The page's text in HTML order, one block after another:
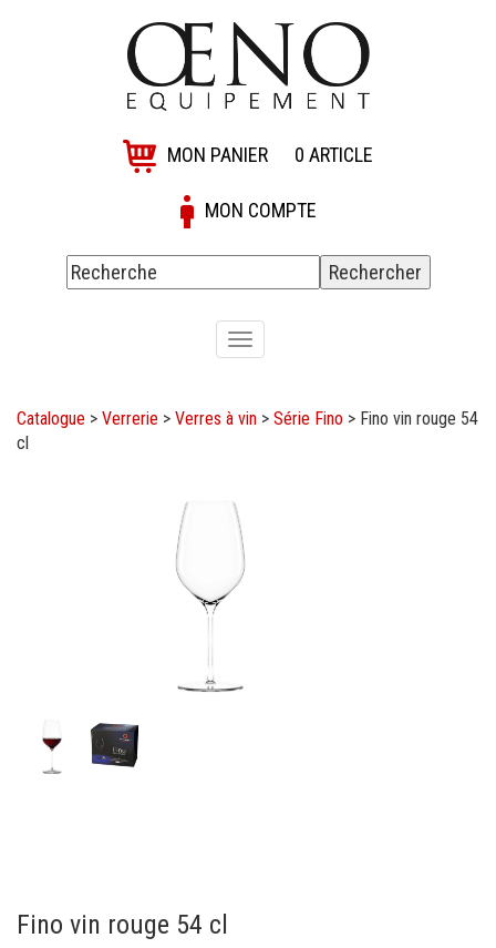
MON PANIER 0 ARTICLE
MON COMPTE
Toggle
navigation
Catalogue > Verrerie > Verres à vin > Série Fino > Fino vin rouge 54
cl
Fino vin rouge 54 cl